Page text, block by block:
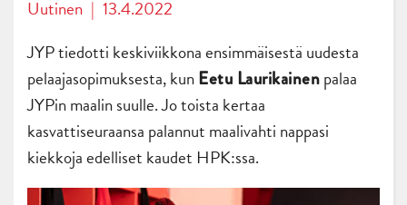
Uutinen | 13.4.2022
JYP tiedotti keskiviikkona ensimmäisestä uudesta
pelaajasopimuksesta, kunEetu Laurikainenpalaa
JYPin maalin suulle. Jo toista kertaa
kasvattiseuraansa palannut maalivahti nappasi
kiekkoja edelliset kaudet HPK:ssa.